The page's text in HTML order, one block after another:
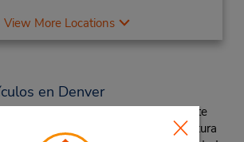
View More Locations
en Denver
moderna con un animado ambiente
dinámicos distritos de arte, arquitectura